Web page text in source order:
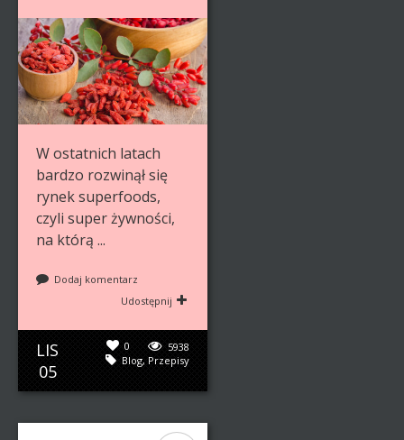
W ostatnich latach
bardzo rozwinął się
rynek superfoods,
czyli super żywności,
na którą ...
Dodaj komentarz
Udostępnij
LIS
05
5938
0
Blog, Przepisy